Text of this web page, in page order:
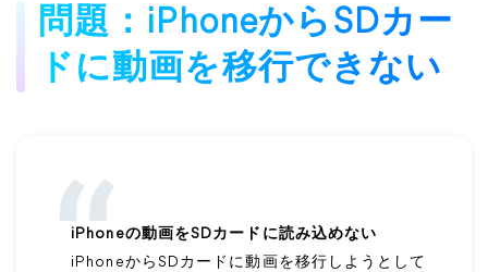
問題：iPhoneからSDカー
ドに動画を移行できない
iPhoneの動画をSDカードに読み込めない
iPhoneからSDカードに動画を移行しようとして